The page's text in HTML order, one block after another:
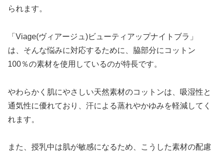
られます。
「Viage(ヴィアージュ)ビューティアップナイトブラ」
は、そんな悩みに対応するために、脇部分にコットン
100％の素材を使用しているのが特長です。
やわらかく肌にやさしい天然素材のコットンは、吸湿性と
通気性に優れており、汗による蒸れやかゆみを軽減してく
れます。
また、授乳中は肌が敏感になるため、こうした素材の配慮